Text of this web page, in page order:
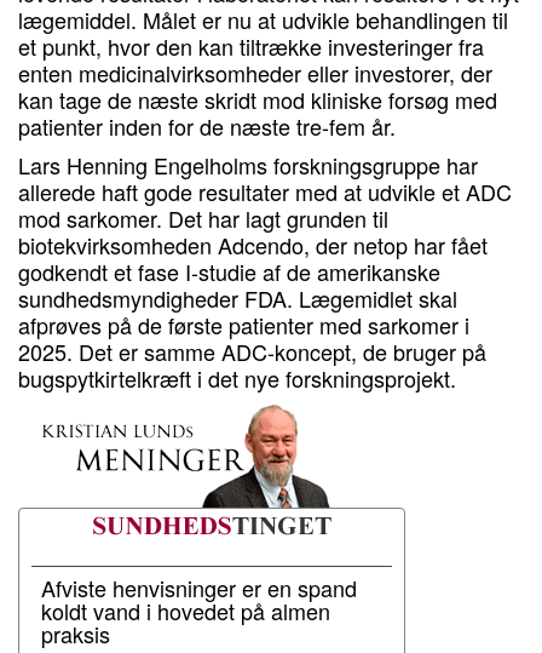
lægemiddel. Målet er nu at udvikle behandlingen til
et punkt, hvor den kan tiltrække investeringer fra
enten medicinalvirksomheder eller investorer, der
kan tage de næste skridt mod kliniske forsøg med
patienter inden for de næste tre-fem år.
Lars Henning Engelholms forskningsgruppe har
allerede haft gode resultater med at udvikle et ADC
mod sarkomer. Det har lagt grunden til
biotekvirksomheden Adcendo, der netop har fået
godkendt et fase I-studie af de amerikanske
sundhedsmyndigheder FDA. Lægemidlet skal
afprøves på de første patienter med sarkomer i
2025. Det er samme ADC-koncept, de bruger på
bugspytkirtelkræft i det nye forskningsprojekt.
Afviste henvisninger er en spand
koldt vand i hovedet på almen
praksis